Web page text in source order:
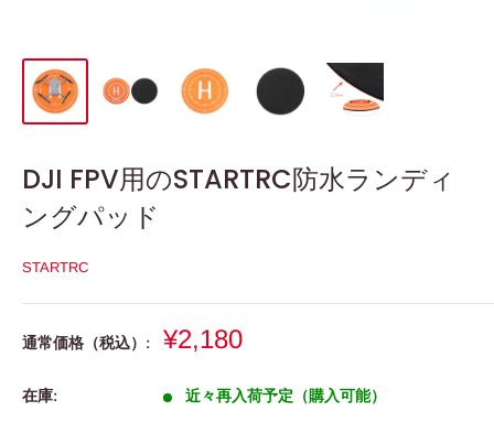
DJI FPV用のSTARTRC防水ランディ
ングパッド
STARTRC
通常価格（税込）:
販
価
¥2,180
在庫: 近々再入荷予定（購入可能）